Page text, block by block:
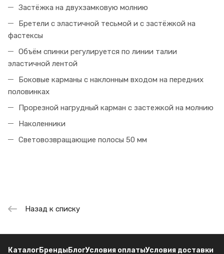
Застёжка на двухзамковую молнию
Бретели с эластичной тесьмой и с застёжкой на
фастексы
Объём спинки регулируется по линии талии
эластичной лентой
Боковые карманы с наклонным входом на передних
половинках
Прорезной нагрудный карман с застежкой на молнию
Наколенники
Световозвращающие полосы 50 мм
Назад к списку
КаталогБрендыБлогУсловия оплатыУсловия доставки